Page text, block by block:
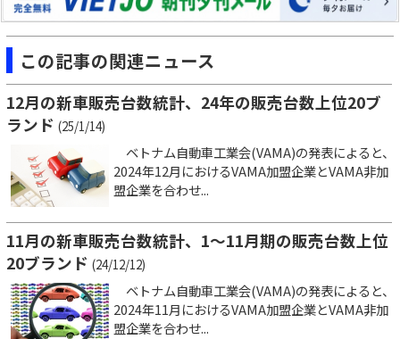
この記事の関連ニュース
12月の新車販売台数統計、24年の販売台数上位20ブ
ランド (25/1/14)
ベトナム自動車工業会(VAMA)の発表によると、
2024年12月におけるVAMA加盟企業とVAMA非加
盟企業を合わせ...
11月の新車販売台数統計、1～11月期の販売台数上位
20ブランド (24/12/12)
ベトナム自動車工業会(VAMA)の発表によると、
2024年11月におけるVAMA加盟企業とVAMA非加
盟企業を合わせ...